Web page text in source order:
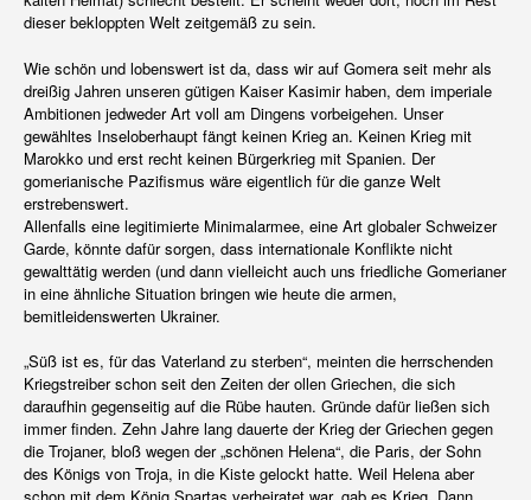
dieser bekloppten Welt zeitgemäß zu sein.
Wie schön und lobenswert ist da, dass wir auf Gomera seit mehr als
dreißig Jahren unseren gütigen Kaiser Kasimir haben, dem imperiale
Ambitionen jedweder Art voll am Dingens vorbeigehen. Unser
gewähltes Inseloberhaupt fängt keinen Krieg an. Keinen Krieg mit
Marokko und erst recht keinen Bürgerkrieg mit Spanien. Der
gomerianische Pazifismus wäre eigentlich für die ganze Welt
erstrebenswert.
Allenfalls eine legitimierte Minimalarmee, eine Art globaler Schweizer
Garde, könnte dafür sorgen, dass internationale Konflikte nicht
gewalttätig werden (und dann vielleicht auch uns friedliche Gomerianer
in eine ähnliche Situation bringen wie heute die armen,
bemitleidenswerten Ukrainer.
„Süß ist es, für das Vaterland zu sterben“, meinten die herrschenden
Kriegstreiber schon seit den Zeiten der ollen Griechen, die sich
daraufhin gegenseitig auf die Rübe hauten. Gründe dafür ließen sich
immer finden. Zehn Jahre lang dauerte der Krieg der Griechen gegen
die Trojaner, bloß wegen der „schönen Helena“, die Paris, der Sohn
des Königs von Troja, in die Kiste gelockt hatte. Weil Helena aber